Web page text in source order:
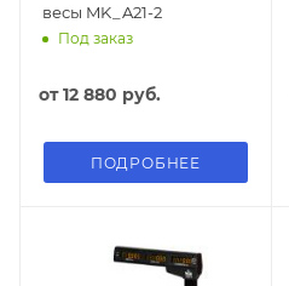
весы MK_A21-2
Под заказ
от12 880 руб.
ПОДРОБНЕЕ